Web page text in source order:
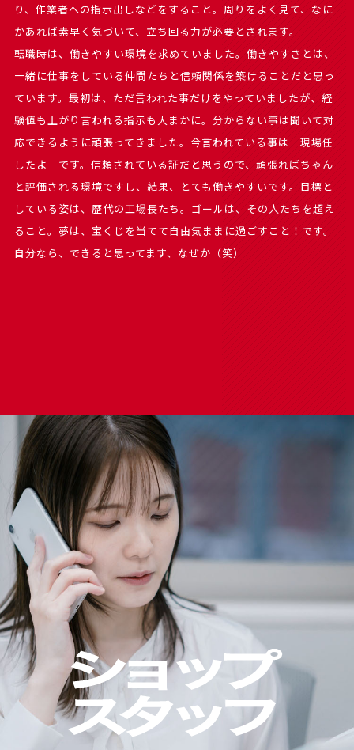
り、作業者への指示出しなどをすること。周りをよく見て、なに
かあれば素早く気づいて、立ち回る力が必要とされます。
転職時は、働きやすい環境を求めていました。働きやすさとは、
一緒に仕事をしている仲間たちと信頼関係を築けることだと思っ
ています。最初は、ただ言われた事だけをやっていましたが、経
験値も上がり言われる指示も大まかに。分からない事は聞いて対
応できるように頑張ってきました。今言われている事は「現場任
したよ」です。信頼されている証だと思うので、頑張ればちゃん
と評価される環境ですし、結果、とても働きやすいです。目標と
している姿は、歴代の工場長たち。ゴールは、その人たちを超え
ること。夢は、宝くじを当てて自由気ままに過ごすこと！です。
自分なら、できると思ってます、なぜか（笑）